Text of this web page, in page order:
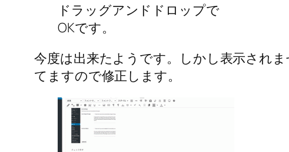
ドラッグアンドドロップで
OKです。
今度は出来たようです。しかし表示され
てますので修正します。